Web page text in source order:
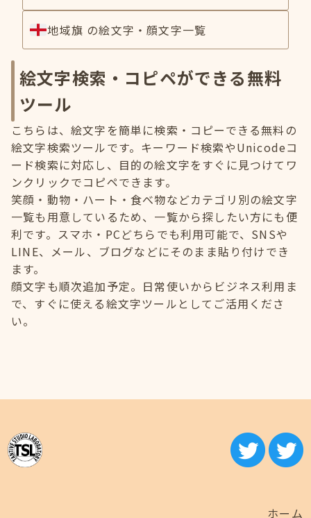
地域旗 の絵文字・顔文字一覧
絵文字検索・コピペができる無料
ツール
こちらは、絵文字を簡単に検索・コピーできる無料の
絵文字検索ツールです。キーワード検索やUnicodeコ
ード検索に対応し、目的の絵文字をすぐに見つけてワ
ンクリックでコピペできます。
笑顔・動物・ハート・食べ物などカテゴリ別の絵文字
一覧も用意しているため、一覧から探したい方にも便
利です。スマホ・PCどちらでも利用可能で、SNSや
LINE、メール、ブログなどにそのまま貼り付けでき
ます。
顔文字も順次追加予定。日常使いからビジネス利用ま
で、すぐに使える絵文字ツールとしてご活用くださ
い。
ホーム